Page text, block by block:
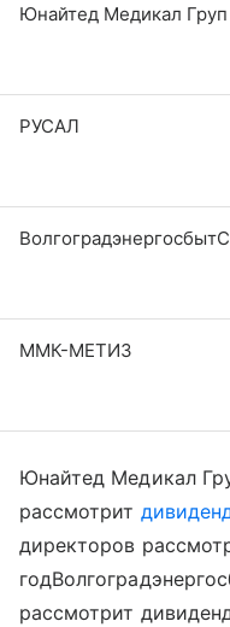
Юнайтед Медикал Груп
РУСАЛ
ММК-МЕТИЗ
Юнайтед Медикал
рассмотрит
директоров
рассмотрит